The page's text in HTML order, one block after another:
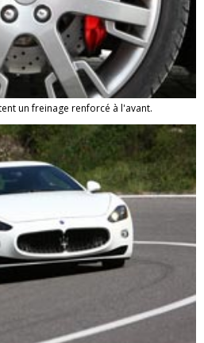
un freinage renforcé à l'avant.